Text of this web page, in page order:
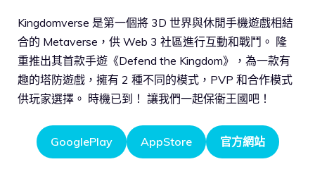
Kingdomverse 是第一個將 3D 世界與休閒手機遊戲相結
合的 Metaverse，供 Web 3 社區進行互動和戰鬥。 隆
重推出其首款手遊《Defend the Kingdom》，為一款有
趣的塔防遊戲，擁有 2 種不同的模式，PVP 和合作模式
供玩家選擇。 時機已到！ 讓我們一起保衞王國吧！
GooglePlay AppStore 官方網站